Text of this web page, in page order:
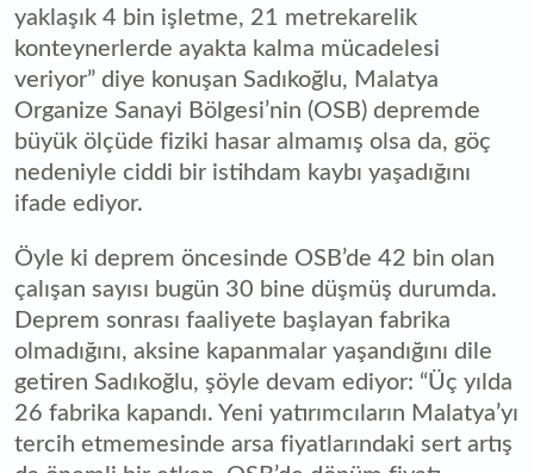
yaklaşık 4 bin işletme, 21 metrekarelik
konteynerlerde ayakta kalma mücadelesi
veriyor” diye konuşan Sadıkoğlu, Malatya
Organize Sanayi Bölgesi’nin (OSB) depremde
büyük ölçüde fiziki hasar almamış olsa da, göç
nedeniyle ciddi bir istihdam kaybı yaşadığını
ifade ediyor.
Öyle ki deprem öncesinde OSB’de 42 bin olan
çalışan sayısı bugün 30 bine düşmüş durumda.
Deprem sonrası faaliyete başlayan fabrika
olmadığını, aksine kapanmalar yaşandığını dile
getiren Sadıkoğlu, şöyle devam ediyor: “Üç yılda
26 fabrika kapandı. Yeni yatırımcıların Malatya’yı
tercih etmemesinde arsa fiyatlarındaki sert artış